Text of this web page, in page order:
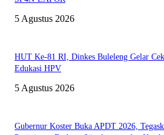
5 Agustus 2026
HUT Ke-81 RI, Dinkes Buleleng Gelar
Edukasi HPV
5 Agustus 2026
Gubernur Koster Buka APDT 2026,